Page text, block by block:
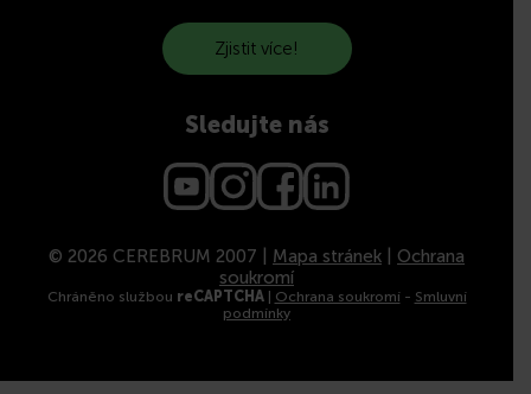
Zjistit více!
Sledujte nás
© 2026 CEREBRUM 2007 | Mapa stránek
Ochrana
soukromí
Chráněno službou reCAPTCHA| Ochrana soukromí - Smluvní
podmínky